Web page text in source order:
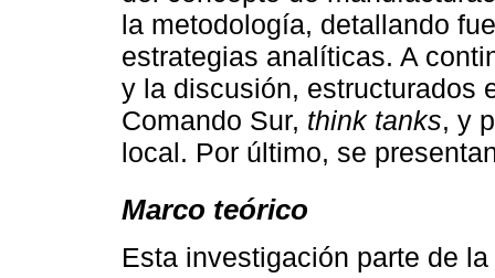
la metodología, detallando
estrategias analíticas. A
y la discusión, estructurados
Comando Sur, think tanks, y
local. Por último, se
Marco teórico
Esta investigación parte de